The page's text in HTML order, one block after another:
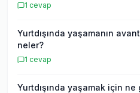
1 cevap
Yurtdışında yaşamanın
neler?
1 cevap
Yurtdışında yaşamak için ne